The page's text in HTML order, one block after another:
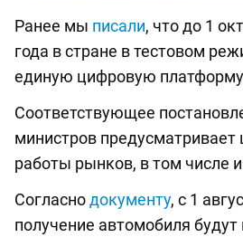
Ранее мы писали, что до 1
года в стране в тестовом
единую цифровую
Соответствующее
министров
работы рынков, в том числе
Согласнодокументу, с 1
получение автомобиля